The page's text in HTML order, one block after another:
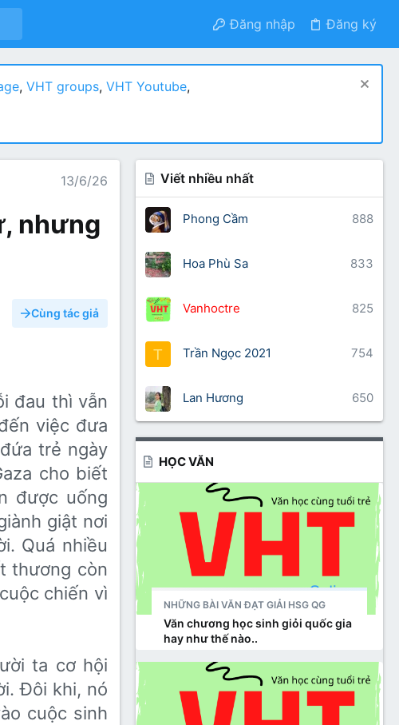
Đăng nhập Đăng ký
, VHT groups, VHT Youtube,
13/6/26
nhưng
Cùng tác giả
đau thì vẫn
việc đưa
trẻ ngày
cho biết
được uống
giật nơi
Quá nhiều
thương còn
chiến vì
ta cơ hội
Đôi khi, nó
cuộc sinh
Viết nhiều nhất
888
Phong Cầm
833
Hoa Phù Sa
825
Vanhoctre
T 754
Trần Ngọc 2021
650
Lan Hương
HỌC VĂN
NHỮNG BÀI VĂN ĐẠT GIẢI HSG QG
Văn chương học sinh giỏi quốc gia
hay như thế nào..